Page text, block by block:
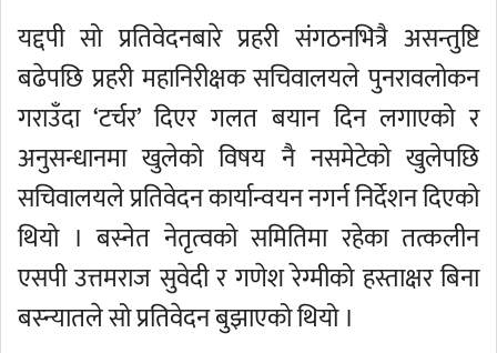
यद्दपी सो प्रतिवेदनबारे प्रहरी संगठनभित्रै असन्तुष्टि
बढेपछि प्रहरी महानिरीक्षक सचिवालयले पुनरावलोकन
गराउँदा ‘टर्चर’ दिएर गलत बयान दिन लगाएको र
अनुसन्धानमा खुलेको विषय नै नसमेटेको खुलेपछि
सचिवालयले प्रतिवेदन कार्यान्वयन नगर्न निर्देशन दिएको
थियो । बस्नेत नेतृत्वको समितिमा रहेका तत्कलीन
एसपी उत्तमराज सुवेदी र गणेश रेग्मीको हस्ताक्षर बिना
बस्न्यातले सो प्रतिवेदन बुझाएको थियो ।